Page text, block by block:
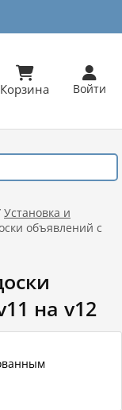

Корзина

Войти
Установка и
объявлений с
на v12